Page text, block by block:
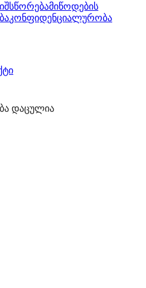
მიწოდების
კონფიდენციალურობა
დაცულია